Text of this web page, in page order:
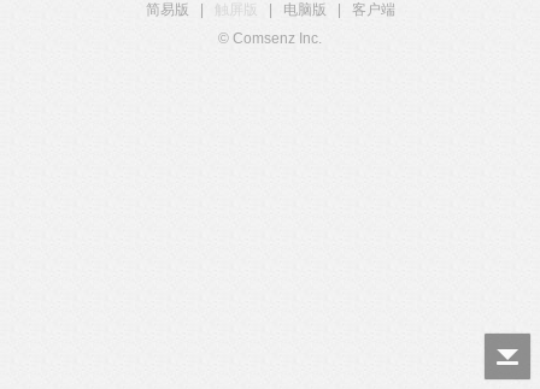
简易版
触屏版 电脑版
客户端
© Comsenz Inc.